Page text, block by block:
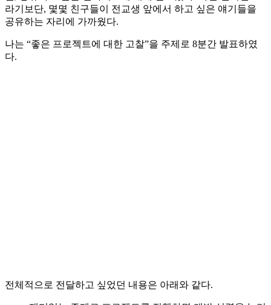
라기보단, 몇몇 친구들이 전교생 앞에서 하고 싶은 얘기들을
공유하는 자리에 가까웠다.
나는 “좋은 프로젝트에 대한 고찰”을 주제로 8분간 발표하였
다.
전체적으로 전달하고 싶었던 내용은 아래와 같다.